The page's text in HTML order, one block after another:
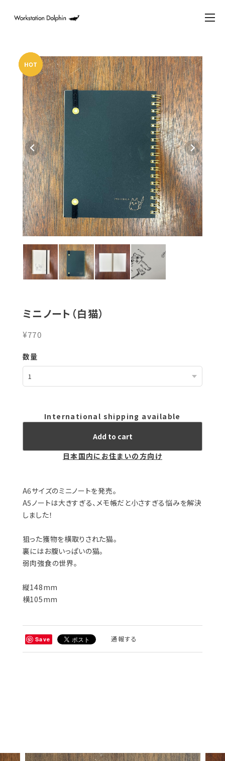
ミニノート（白猫）
¥770
数量
International shipping available
Add to cart
日本国内にお住まいの方向け
A6サイズのミニノートを発売。
A5ノートは大きすぎる、メモ帳だと小さすぎる悩みを解決
しました！
狙った獲物を横取りされた猫。
裏にはお腹いっぱいの猫。
弱肉強食の世界。
縦148mm
横105mm
Save 通報する